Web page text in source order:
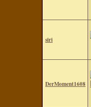
siri
DerMoment1608